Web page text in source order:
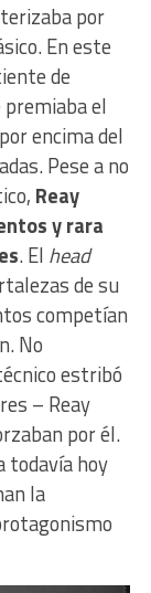
por
En este
de
el
por encima del
Pese a no
Reay
y rara
. El head
de su
competían
No
estribó
– Reay
por él.
todavía hoy
la